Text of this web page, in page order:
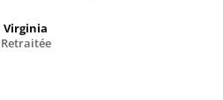
Virginia
Retraitée